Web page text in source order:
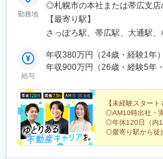
勤務地
◎札幌市の本社または帯広支
いなどを考慮の上、配属いた
北2条西3-1-15 SKIビル5階＜ア
広市西2条南11-16-1 第3エーワ
広駅」より徒歩2分※マイカー
【最寄り駅】
さっぽろ駅、帯広駅、大通駅、
給与
年収380万円（24歳・経験1年）
年収900万円（26歳・経験5年・
【未経験スター
◎AM10時出社・
◎年休120日（内
◎最寄り駅から徒